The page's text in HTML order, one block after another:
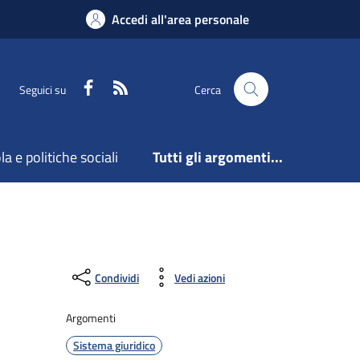
Accedi all'area personale
Seguici su Facebook Cerca
e politiche sociali Tutti gli argomenti...
Condividi Vedi azioni
Argomenti
Sistema giuridico